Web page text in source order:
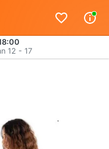
12 - 17